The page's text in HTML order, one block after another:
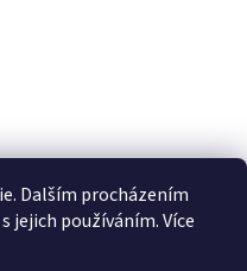
Dalším procházením
jejich používáním. Více